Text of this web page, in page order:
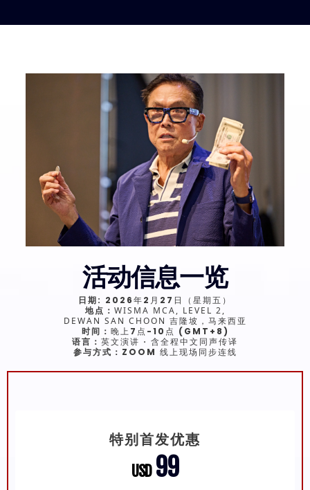
活动信息一览
日期: 2026年2月27日（星期五）
地点： WISMA MCA, LEVEL 2,
DEWAN SAN CHOON 吉隆坡，马来西亚
时间 ： 晚上7点-10点 (GMT+8)
语言： 英文演讲 · 含全程中文同声传译
参与方式： ZOOM 线上现场同步连线
特别首发优惠
99